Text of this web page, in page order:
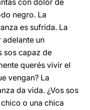
con dolor de
negro. La
es sufrida. La
un
sos capaz de
querés vivir el
vengan? La
da vida. ¿Vos sos
o una chica